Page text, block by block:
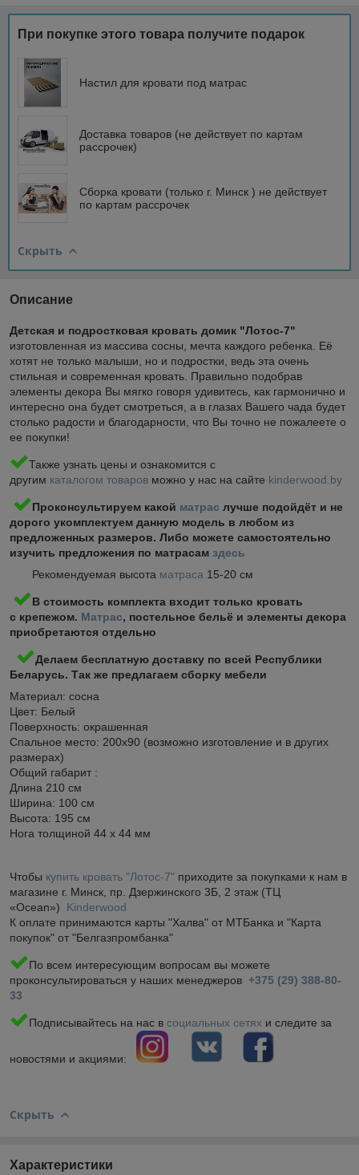
При покупке этого товара получите подарок
Настил для кровати под матрас
Доставка товаров (не действует по картам
рассрочек)
Сборка кровати (только г. Минск ) не действует
по картам рассрочек
Скрыть
Описание
Детская и подростковая кровать домик "Лотос-7"
изготовленная из массива сосны, мечта каждого ребенка. Её
хотят не только малыши, но и подростки, ведь эта очень
стильная и современная кровать. Правильно подобрав
элементы декора Вы мягко говоря удивитесь, как гармонично и
интересно она будет смотреться, а в глазах Вашего чада будет
столько радости и благодарности, что Вы точно не пожалеете о
ее покупки!
Также узнать цены и ознакомится с
другим каталогом товаров можно у нас на сайте kinderwood.by
Проконсультируем какой матрас лучше подойдёт и не
дорого укомплектуем данную модель в любом из
предложенных размеров. Либо можете самостоятельно
изучить предложения по матрасам здесь
Рекомендуемая высота матраса 15-20 см
В стоимость комплекта входит только кровать
с крепежом. Матрас, постельное бельё и элементы декора
приобретаются отдельно
Делаем бесплатную доставку по всей Республики
Беларусь. Так же предлагаем сборку мебели
Материал: сосна
Цвет: Белый
Поверхность: окрашенная
Спальное место: 200х90 (возможно изготовление и в других
размерах)
Общий габарит :
Длина 210 см
Ширина: 100 см
Высота: 195 см
Нога толщиной 44 х 44 мм
Чтобы купить кровать "Лотос-7" приходите за покупками к нам в
магазине г. Минск, пр. Дзержинского 3Б, 2 этаж (ТЦ
«Ocean») Kinderwood
К оплате принимаются карты "Халва" от МТБанка и "Карта
покупок" от "Белгазпромбанка"
По всем интересующим вопросам вы можете
проконсультироваться у наших менеджеров +375 (29) 388-80-
33
Подписывайтесь на нас в социальных сетях и следите за
новостями и акциями:
Скрыть
Характеристики